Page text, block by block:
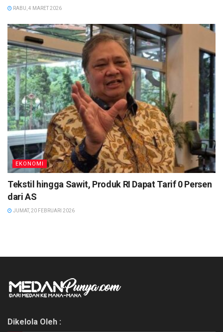
RABU, 4 MARET 2026
EKONOMI
Tekstil hingga Sawit, Produk RI Dapat Tarif 0 Persen
dari AS
JUMAT, 20 FEBRUARI 2026
Dikelola Oleh :